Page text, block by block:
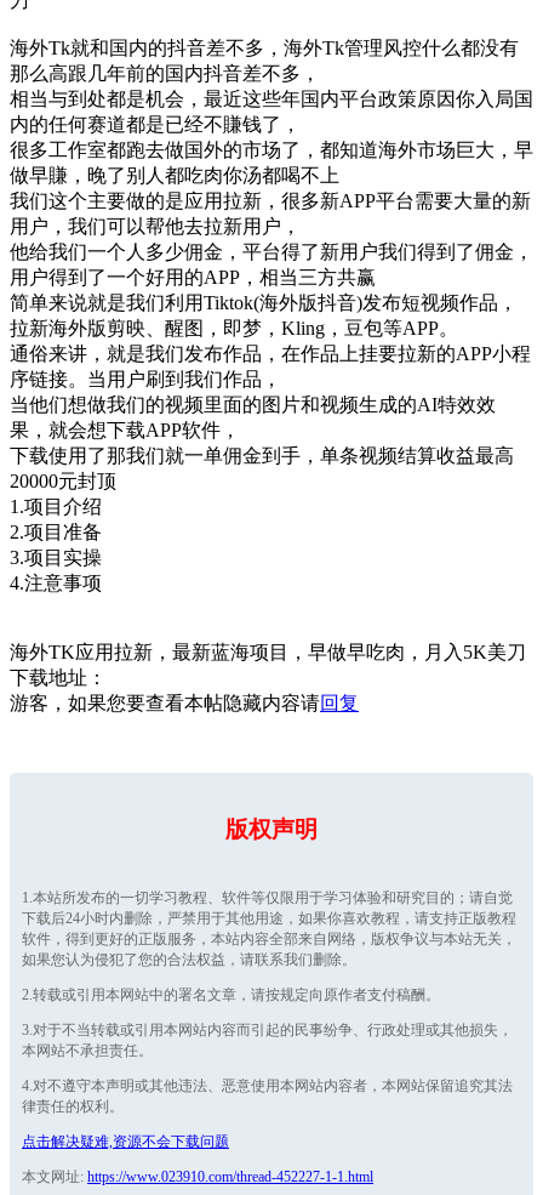
海外Tk就和国内的抖音差不多，海外Tk管理风控什么都没有
那么高跟几年前的国内抖音差不多，
相当与到处都是机会，最近这些年国内平台政策原因你入局国
内的任何赛道都是已经不賺钱了，
很多工作室都跑去做国外的市场了，都知道海外市场巨大，早
做早賺，晚了别人都吃肉你汤都喝不上
我们这个主要做的是应用拉新，很多新APP平台需要大量的新
用户，我们可以帮他去拉新用户，
他给我们一个人多少佣金，平台得了新用户我们得到了佣金，
用户得到了一个好用的APP，相当三方共赢
简单来说就是我们利用Tiktok(海外版抖音)发布短视频作品，
拉新海外版剪映、醒图，即梦，Kling，豆包等APP。
通俗来讲，就是我们发布作品，在作品上挂要拉新的APP小程
序链接。当用户刷到我们作品，
当他们想做我们的视频里面的图片和视频生成的AI特效效
果，就会想下载APP软件，
下载使用了那我们就一单佣金到手，单条视频结算收益最高
20000元封顶
1.项目介绍
2.项目准备
3.项目实操
4.注意事项
海外TK应用拉新，最新蓝海项目，早做早吃肉，月入5K美刀
下载地址：
游客，如果您要查看本帖隐藏内容请回复
版权声明
1.本站所发布的一切学习教程、软件等仅限用于学习体验和研究目的；请自觉
下载后24小时内删除，严禁用于其他用途，如果你喜欢教程，请支持正版教程
软件，得到更好的正版服务，本站内容全部来自网络，版权争议与本站无关，
如果您认为侵犯了您的合法权益，请联系我们删除。
2.转载或引用本网站中的署名文章，请按规定向原作者支付稿酬。
3.对于不当转载或引用本网站内容而引起的民事纷争、行政处理或其他损失，
本网站不承担责任。
4.对不遵守本声明或其他违法、恶意使用本网站内容者，本网站保留追究其法
律责任的权利。
点击解决疑难,资源不会下载问题
本文网址: https://www.023910.com/thread-452227-1-1.html